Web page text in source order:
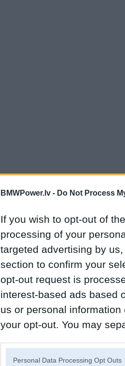
BMWPower.lv - Do Not Process
If you wish to opt-out of
processing of your
targeted advertising by
section to confirm your
opt-out request is
interest-based ads based
us or personal
your opt-out. You may
Personal Data Processing Opt Outs